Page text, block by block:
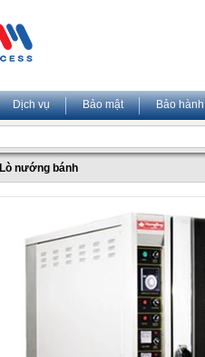
Dịch vụ Bảo mật Bảo hành
Lò nướng bánh